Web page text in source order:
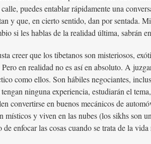
puedes entablar rápidamente una
y que, en cierto sentido, dan por sentada.
si les hablas de la realidad última, sabrán
creer que los tibetanos son misteriosos,
en realidad no es así en absoluto. A
como ellos. Son hábiles negociantes,
ninguna experiencia, estudiarán el
convertirse en buenos mecánicos de
y viven en las nubes (los sikhs son
enfocar las cosas cuando se trata de la